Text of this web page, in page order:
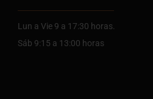
Lun a Vie 9 a 17:30 horas.
Sáb 9:15 a 13:00 horas